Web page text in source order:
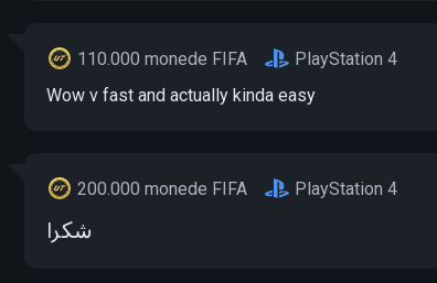
110.000 monede FIFA
PlayStation 4
Wow v fast and actually kinda easy
200.000 monede FIFA PlayStation 4
شكرا